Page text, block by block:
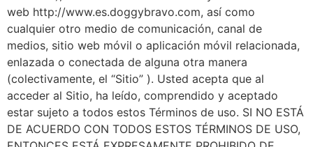
web http://www.es.doggybravo.com, así como
cualquier otro medio de comunicación, canal de
medios, sitio web móvil o aplicación móvil relacionada,
enlazada o conectada de alguna otra manera
(colectivamente, el “Sitio” ). Usted acepta que al
acceder al Sitio, ha leído, comprendido y aceptado
estar sujeto a todos estos Términos de uso. SI NO ESTÁ
DE ACUERDO CON TODOS ESTOS TÉRMINOS DE USO,